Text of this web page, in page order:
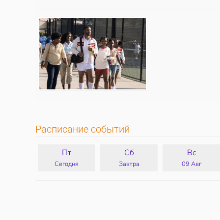
Расписание событий
Пт
Сегодня
Сб
Завтра
Вс
09 Авг